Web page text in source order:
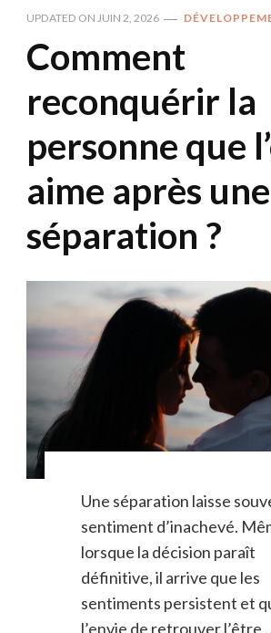
UPDATED ON JUIN 2, 2026
Comment
reconquérir la
personne que
aime après une
séparation ?
Une séparation laisse
sentiment d’inachevé.
lorsque la décision paraît
définitive, il arrive que les
sentiments persistent et
l’envie de retrouver l’être